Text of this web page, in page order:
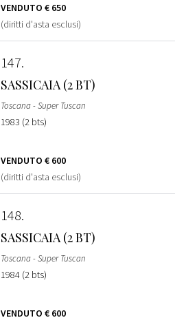
VENDUTO € 650
(diritti d'asta esclusi)
147
SASSICAIA (2 BT)
Toscana - Super Tuscan
1983 (2 bts)
VENDUTO € 600
(diritti d'asta esclusi)
148
SASSICAIA (2 BT)
Toscana - Super Tuscan
1984 (2 bts)
VENDUTO € 600